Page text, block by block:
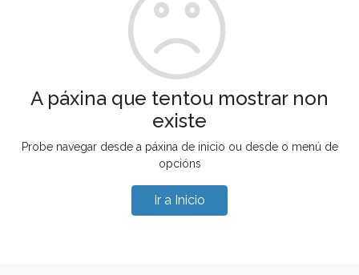
A páxina que tentou mostrar non
existe
Probe navegar desde a páxina de inicio ou desde o menú de
opcións
Ir a Inicio